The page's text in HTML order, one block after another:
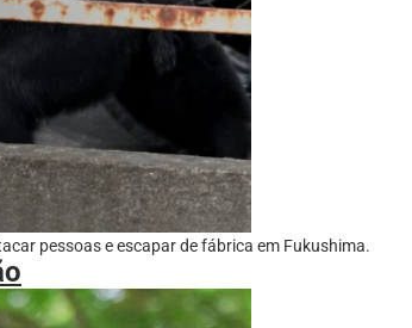
pessoas e escapar de fábrica em Fukushima.